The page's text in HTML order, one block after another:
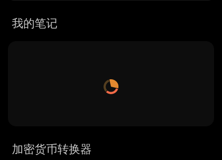
我的笔记
加密货币转换器